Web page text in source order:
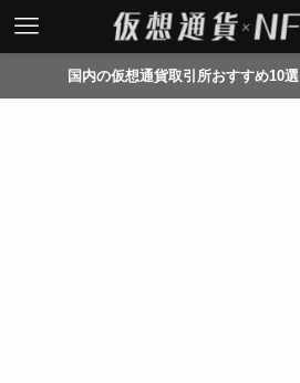
国内の仮想通貨取引所おすすめ10選